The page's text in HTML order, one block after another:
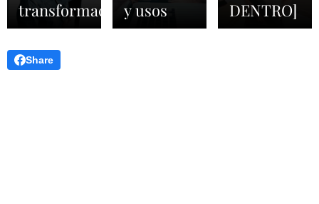
transformacióny usos
DENTRO]
Share